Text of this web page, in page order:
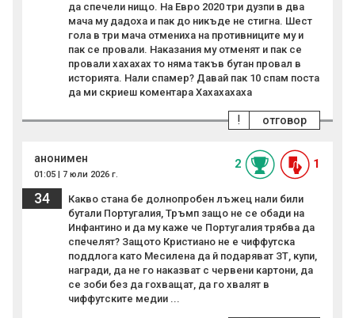
да спечели нищо. На Евро 2020 три дузпи в два
мача му дадоха и пак до никъде не стигна. Шест
гола в три мача отмениха на противниците му и
пак се провали. Наказания му отменят и пак се
провали хахахах то няма такъв бутан провал в
историята. Нали спамер? Давай пак 10 спам поста
да ми скриеш коментара Хахахахаха
отговор
!
анонимен
01:05 | 7 юли 2026 г.
2 1
34
Какво стана бе долнопробен лъжец нали били
бутали Португалия, Тръмп защо не се обади на
Инфантино и да му каже че Португалия трябва да
спечелят? Защото Кристиано не е чиффутска
поддлога като Месилена да й подаряват ЗТ, купи,
награди, да не го наказват с червени картони, да
се зоби без да гохващат, да го хвалят в
чиффутските медии ...